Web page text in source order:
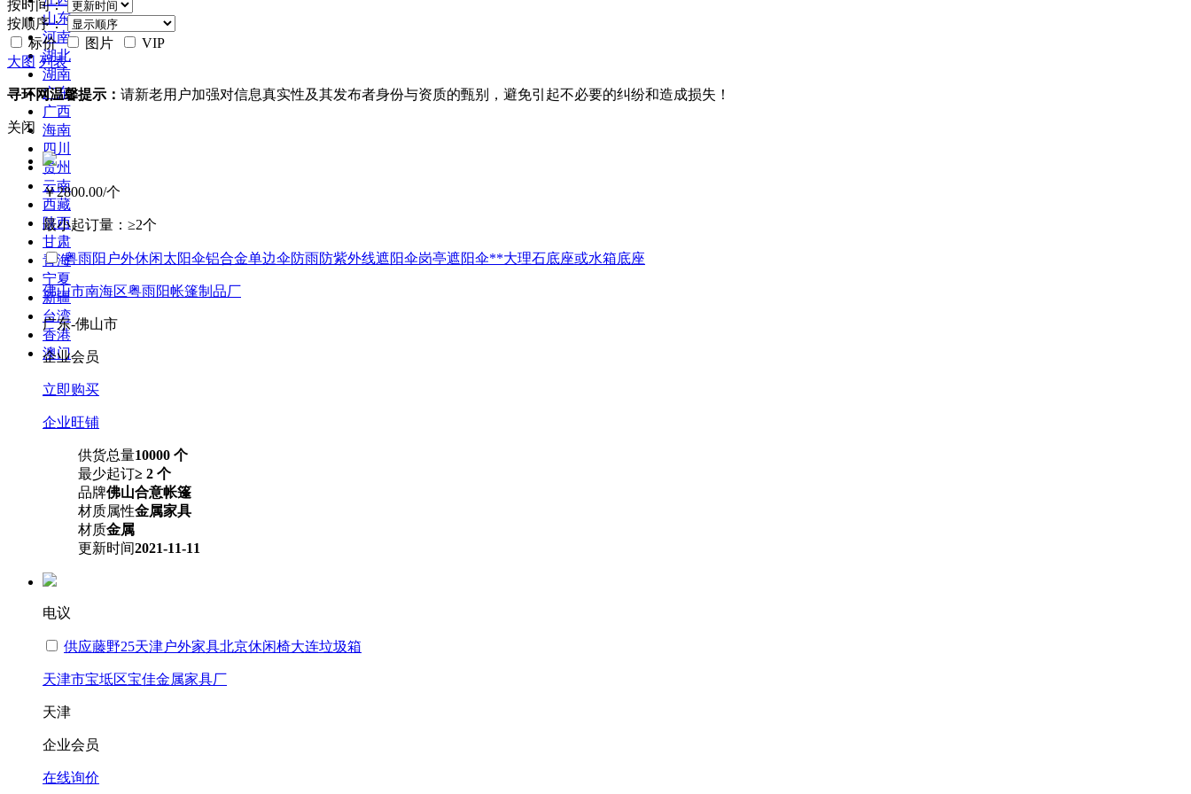
山东
河南
湖北
湖南
广东
广西
海南
四川
贵州
云南
西藏
陕西
甘肃
青海
宁夏
新疆
台湾
香港
澳门
按时间：
按顺序：
标价
图片
VIP
大图 列表
寻环网温馨提示： 请新老用户加强对信息真实性及其发布者身份与资质的甄别，避免引起不必要的纠纷和造成损失！
关闭
￥2800.00/个
最小起订量： ≥2个
粤雨阳户外休闲太阳伞铝合金单边伞防雨防紫外线遮阳伞岗亭遮阳伞**大理石底座或水箱底座
佛山市南海区粤雨阳帐篷制品厂
广东-佛山市
企业会员
立即购买
企业旺铺
供货总量10000 个
最少起订≥ 2 个
品牌佛山合意帐篷
材质属性金属家具
材质金属
更新时间2021-11-11
电议
供应藤野25天津户外家具北京休闲椅大连垃圾箱
天津市宝坻区宝佳金属家具厂
天津
企业会员
在线询价